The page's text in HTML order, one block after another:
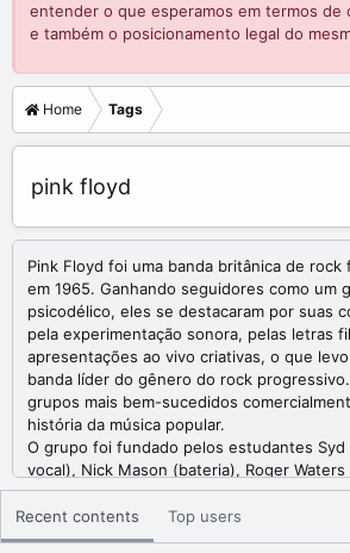
entender o que esperamos em termos de
e também o posicionamento legal do
Home Tags
pink floyd
Pink Floyd foi uma banda britânica de rock
em 1965. Ganhando seguidores como um
psicodélico, eles se destacaram por suas
pela experimentação sonora, pelas letras
apresentações ao vivo criativas, o que
banda líder do gênero do rock
grupos mais bem-sucedidos
história da música popular.
O grupo foi fundado pelos estudantes
vocal), Nick Mason (bateria), Roger
Richard Wright (teclados, voz). Sob a
lançaram dois singles e um álbum de
Piper at the Gates of Dawn (1967). David
Recent contents Top users